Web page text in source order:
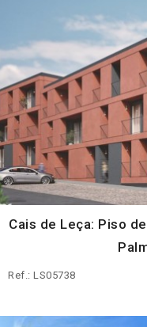
Cais de Leça: Piso
Ref.: LS05738